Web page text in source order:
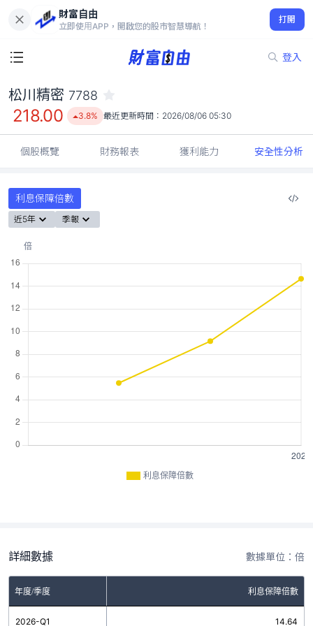
財富自由
立即使用APP，開啟您的股市智慧導航！
打開
登入
218.00
3.8%
松川精密 7788
218.00 3.8% 最近更新時間： 2026/08/06 05:30
個股概覽 財務報表 獲利能力 安全性分析
利息保障倍數
近5年 季報
利息保障倍數
詳細數據 數據單位：倍
年度/季度 利息保障倍數
2026-Q1 14.64